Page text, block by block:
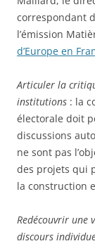
correspondant
l’émission
d’Europe en
Articuler la
institutions : la
électorale doit
discussions
ne sont pas
des projets qui
la construction
Redécouvrir une
discours